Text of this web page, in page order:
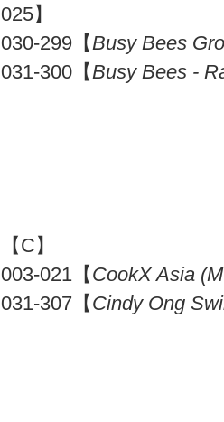
025】
030-299【Busy Bees
031-300【Busy Bees -
【C】
003-021【CookX Asia
031-307【Cindy Ong